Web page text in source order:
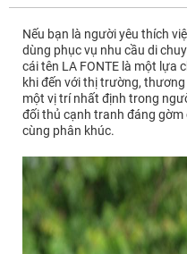
Nếu bạn là người yêu thích
dùng phục vụ nhu cầu di
cái tên LA FONTE là một lựa
khi đến với thị trường,
một vị trí nhất định trong
đối thủ cạnh tranh đáng
cùng phân khúc.